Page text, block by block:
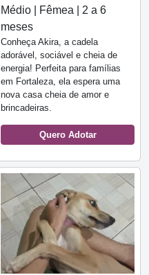
Médio | Fêmea | 2 a 6
meses
Conheça Akira, a cadela
adorável, sociável e cheia de
energia! Perfeita para famílias
em Fortaleza, ela espera uma
nova casa cheia de amor e
brincadeiras.
Quero Adotar